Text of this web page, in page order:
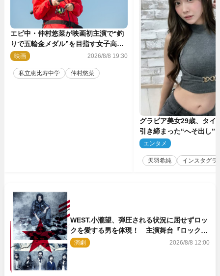
エビ中・仲村悠菜が映画初主演で“釣
りで五輪金メダル”を目指す女子高生
に！ 映画『つりこまち』今秋公開
映画 2026/8/8 19:30
私立恵比寿中学 仲村悠菜
グラビア美女29歳、タイ
引き締まった“へそ出し”
「可愛い過ぎる」
エンタメ
天羽希純 インスタグラ
WEST.小瀧望、弾圧される状況に屈せずロッ
クを愛する男を体現！ 主演舞台『ロックン
ロール』ビジュアル解禁
演劇 2026/8/8 12:00